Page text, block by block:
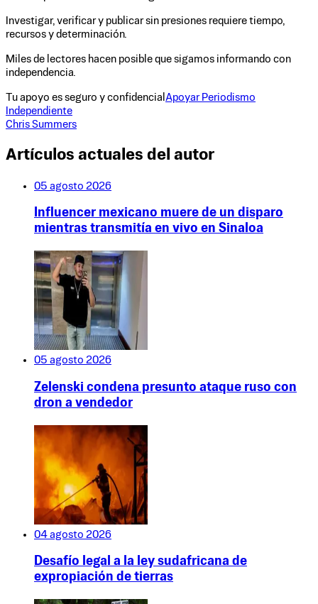
Investigar, verificar y publicar sin presiones requiere tiempo,
recursos y determinación.
Miles de lectores hacen posible que sigamos informando con
independencia.
Tu apoyo es seguro y confidencial Apoyar Periodismo
Independiente
Chris Summers
Artículos actuales del autor
05 agosto 2026
Influencer mexicano muere de un disparo
mientras transmitía en vivo en Sinaloa
05 agosto 2026
Zelenski condena presunto ataque ruso con
dron a vendedor
04 agosto 2026
Desafío legal a la ley sudafricana de
expropiación de tierras